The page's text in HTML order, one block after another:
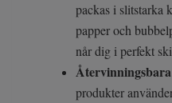
packas i slitstarka
papper och
når dig i perfekt
produkter